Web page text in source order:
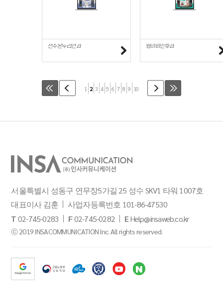
전주온누리안과 윙이비인후과
1 2 3 4 5 6 7 8 9 10
서울특별시 성동구 연무장5가길 25 성수 SKV1 타워 1007호
대표이사 김훈
사업자등록번호 101-86-47530
T02-745-0283 F02-745-0282 EHelp@insaweb.co.kr
ⓒ 2019 INSACOMMUNICATION Inc. All rights reserved.